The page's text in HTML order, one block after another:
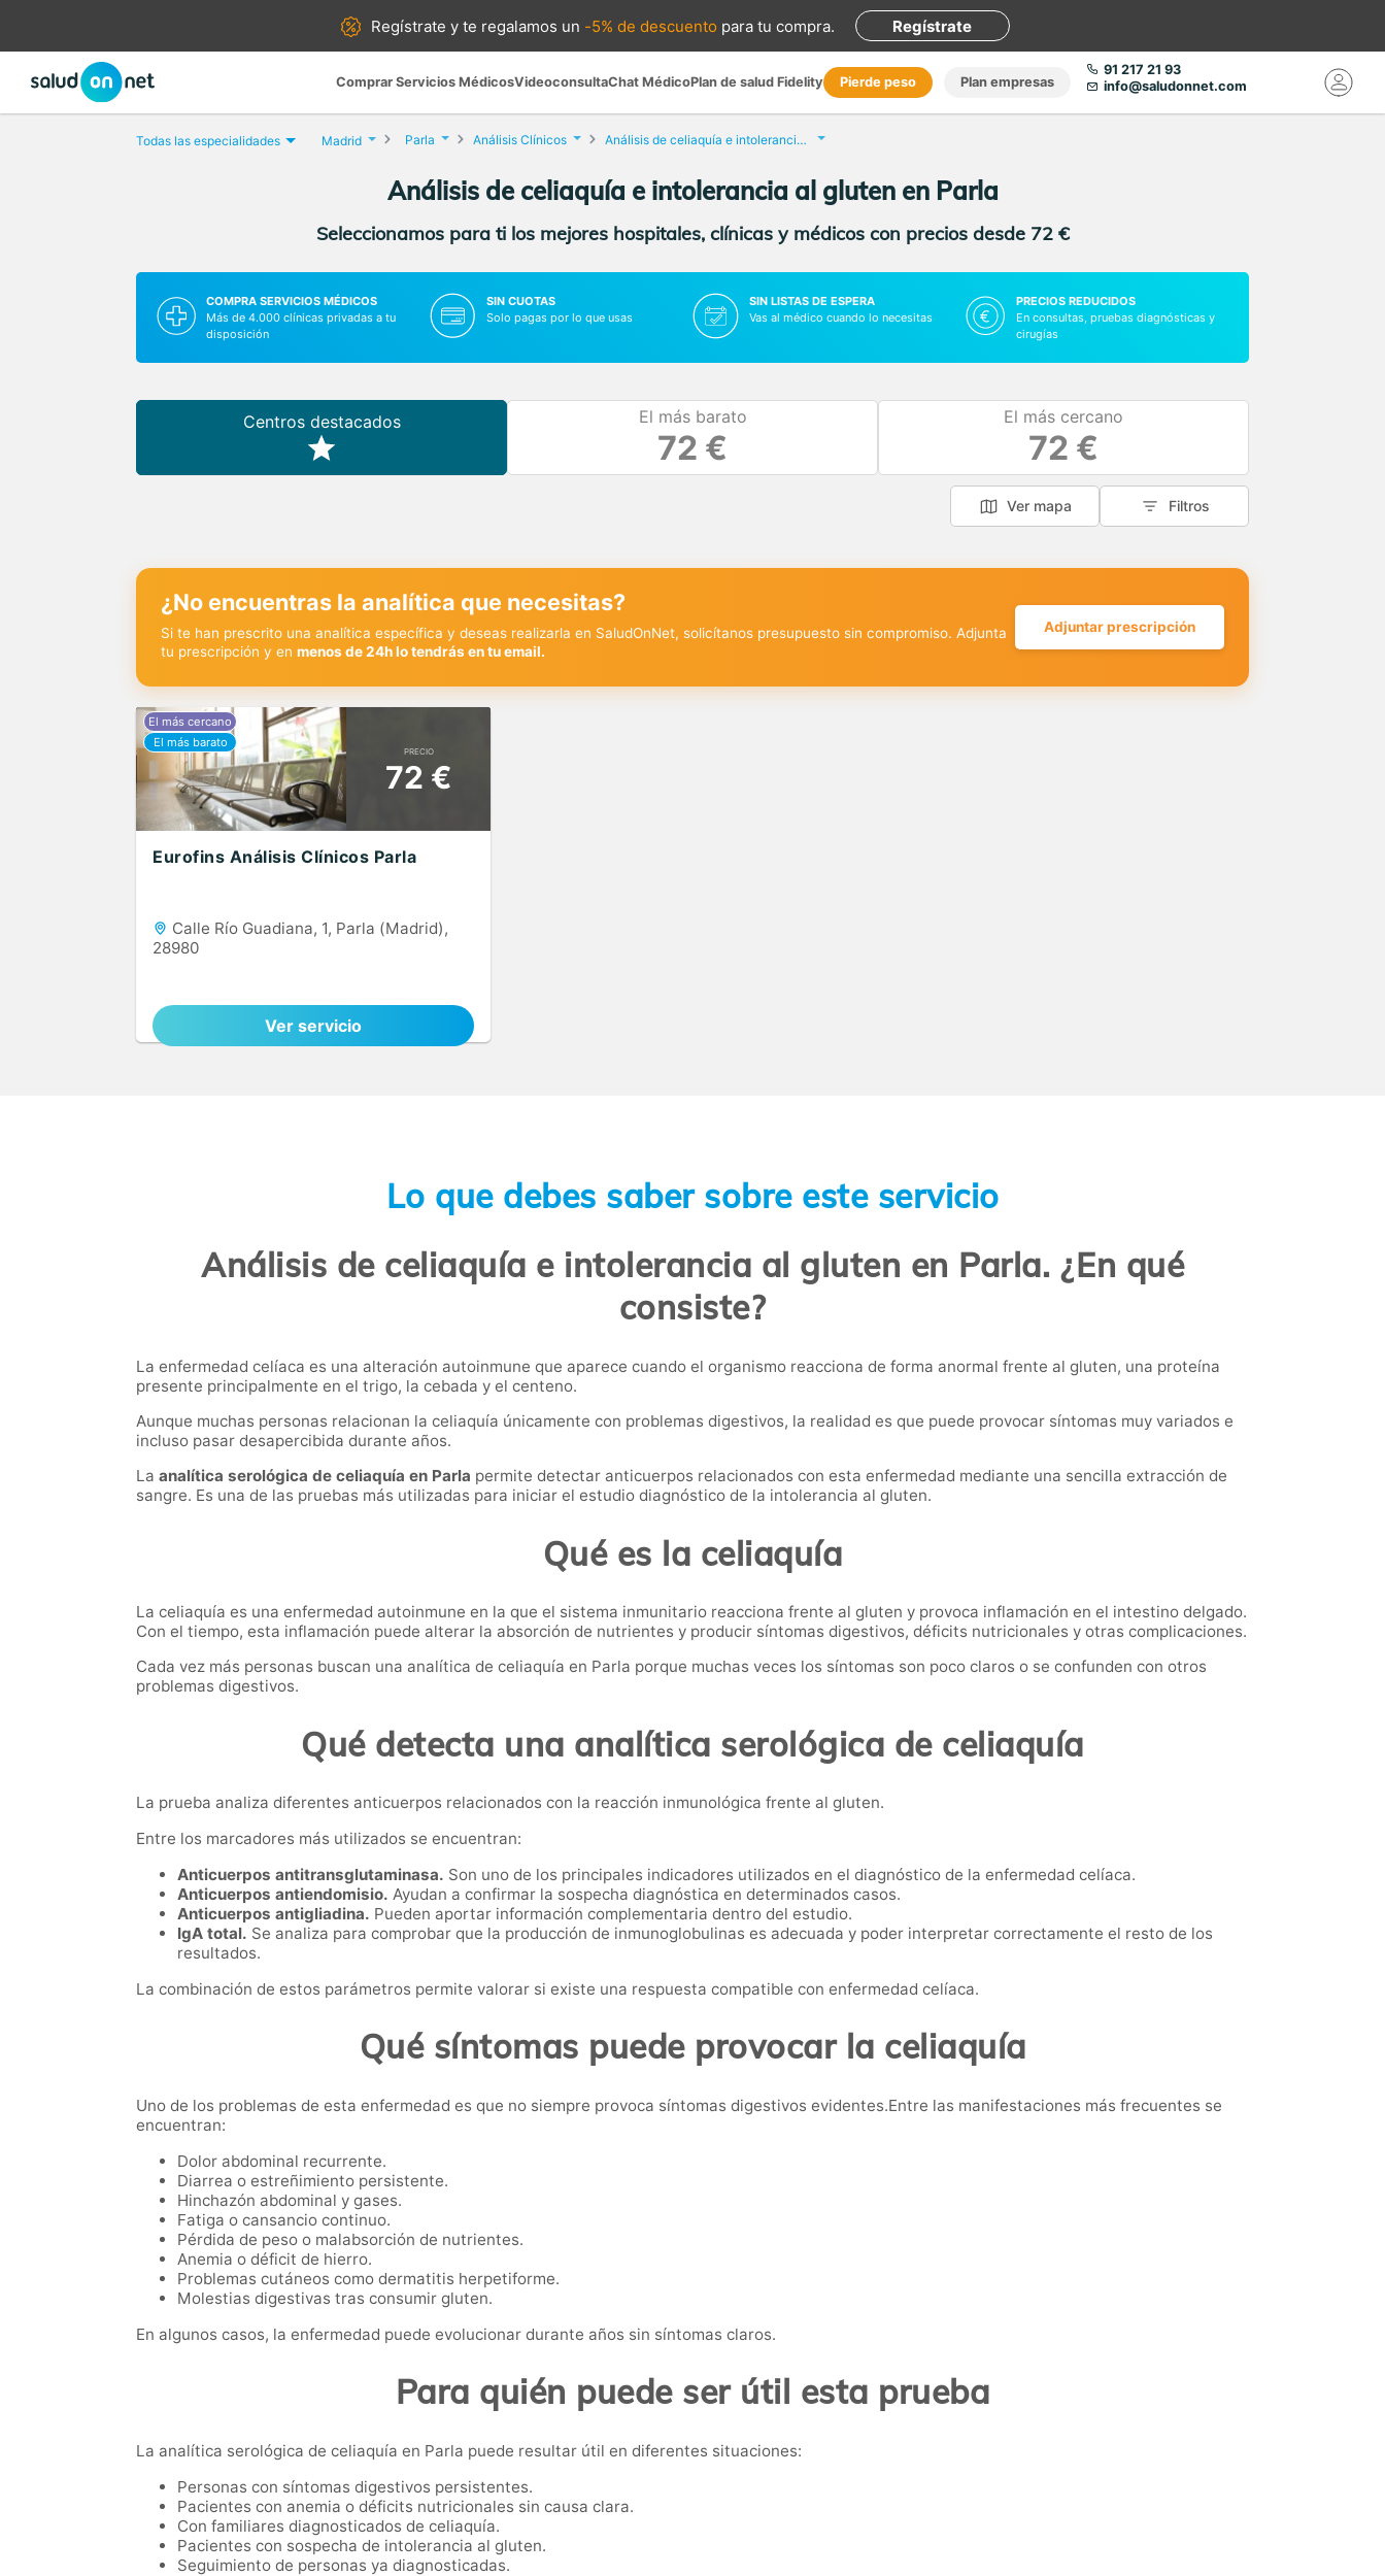
Regístrate yte regalamos un -5% de descuento para tu compra. Regístrate
Comprar Servicios MédicosVideoconsultaChat MédicoPlan de salud Fidelity Pierde peso Plan empresas
91 217 21 93
info@saludonnet.com
Todas las especialidades Madrid Parla Análisis Clínicos Análisis de celiaquía e intolerancia al gluten
Análisis de celiaquía e intolerancia al gluten en Parla
Seleccionamos para ti los mejores hospitales, clínicas y médicos con precios desde 72 €
COMPRA SERVICIOS MÉDICOS
Más de 4.000 clínicas privadas a tu
disposición
SIN CUOTAS
Solo pagas por lo que usas
SIN LISTAS DE ESPERA
Vas al médico cuando lo necesitas
PRECIOS REDUCIDOS
En consultas, pruebas diagnósticas y
cirugías
Centros destacados El más barato
72 €
El más cercano
72 €
Ver mapa Filtros
¿No encuentras la analítica que necesitas?
Si te han prescrito una analítica específica y deseas realizarla en SaludOnNet, solicítanos presupuesto sin compromiso. Adjunta
tu prescripción y en menos de 24h lo tendrás en tu email.
Adjuntar prescripción
PRECIO
72 €
Eurofins Análisis Clínicos Parla
Calle Río Guadiana, 1, Parla (Madrid),
28980
Ver servicio
Lo que debes saber sobre este servicio
Análisis de celiaquía e intolerancia al gluten en Parla. ¿En qué
consiste?
La enfermedad celíaca es una alteración autoinmune que aparece cuando el organismo reacciona de forma anormal frente al gluten, una proteína
presente principalmente en el trigo, la cebada y el centeno.
Aunque muchas personas relacionan la celiaquía únicamente con problemas digestivos, la realidad es que puede provocar síntomas muy variados e
incluso pasar desapercibida durante años.
La analítica serológica de celiaquía en Parla permite detectar anticuerpos relacionados con esta enfermedad mediante una sencilla extracción de
sangre. Es una de las pruebas más utilizadas para iniciar el estudio diagnóstico de la intolerancia al gluten.
Qué es la celiaquía
La celiaquía es una enfermedad autoinmune en la que el sistema inmunitario reacciona frente al gluten y provoca inflamación en el intestino delgado.
Con el tiempo, esta inflamación puede alterar la absorción de nutrientes y producir síntomas digestivos, déficits nutricionales y otras complicaciones.
Cada vez más personas buscan una analítica de celiaquía en Parla porque muchas veces los síntomas son poco claros o se confunden con otros
problemas digestivos.
Qué detecta una analítica serológica de celiaquía
La prueba analiza diferentes anticuerpos relacionados con la reacción inmunológica frente al gluten.
Entre los marcadores más utilizados se encuentran:
Anticuerpos antitransglutaminasa. Son uno de los principales indicadores utilizados en el diagnóstico de la enfermedad celíaca.
Anticuerpos antiendomisio. Ayudan a confirmar la sospecha diagnóstica en determinados casos.
Anticuerpos antigliadina. Pueden aportar información complementaria dentro del estudio.
IgA total. Se analiza para comprobar que la producción de inmunoglobulinas es adecuada y poder interpretar correctamente el resto de los
resultados.
La combinación de estos parámetros permite valorar si existe una respuesta compatible con enfermedad celíaca.
Qué síntomas puede provocar la celiaquía
Uno de los problemas de esta enfermedad es que no siempre provoca síntomas digestivos evidentes.Entre las manifestaciones más frecuentes se
encuentran:
Dolor abdominal recurrente.
Diarrea o estreñimiento persistente.
Hinchazón abdominal y gases.
Fatiga o cansancio continuo.
Pérdida de peso o malabsorción de nutrientes.
Anemia o déficit de hierro.
Problemas cutáneos como dermatitis herpetiforme.
Molestias digestivas tras consumir gluten.
En algunos casos, la enfermedad puede evolucionar durante años sin síntomas claros.
Para quién puede ser útil esta prueba
La analítica serológica de celiaquía en Parla puede resultar útil en diferentes situaciones:
Personas con síntomas digestivos persistentes.
Pacientes con anemia o déficits nutricionales sin causa clara.
Con familiares diagnosticados de celiaquía.
Pacientes con sospecha de intolerancia al gluten.
Seguimiento de personas ya diagnosticadas.